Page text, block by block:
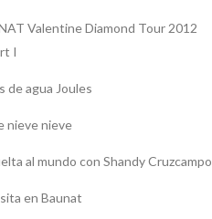
Valentine Diamond Tour 2012
I
de agua Joules
nieve nieve
al mundo con Shandy Cruzcampo
en Baunat